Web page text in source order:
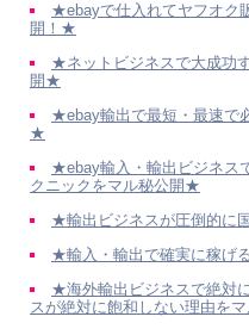
★ebayで仕入れてヤフオク
開！★
★ネットビジネスで大成功
開★
★ebay輸出で最短・最速で
★
★ebay輸入・輸出ビジネス
クニックをマル秘公開★
★輸出ビジネスが圧倒的に
★輸入・輸出で確実に稼げ
★海外輸出ビジネスで絶対
スが絶対に飽和しない理由を